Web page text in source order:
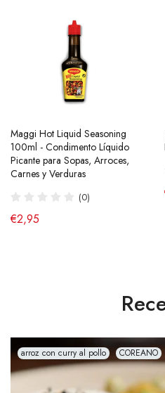
Maggi Hot Liquid Seasoning
100ml - Condimento Líquido
Picante para Sopas, Arroces,
Carnes y Verduras
(0)
€2,95
Ramen Buldak Carbonara
Coreano (Halal) 130g SamYang
(40)
arroz con curry al pollo COREANO